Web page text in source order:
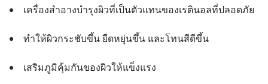
เครื่องสำอางบำรุงผิวที่เป็นตัวแทนของเรตินอลที่ปลอดภัย
ทำให้ผิวกระชับขึ้น ยืดหยุ่นขึ้น และโทนสีดีขึ้น
เสริมภูมิคุ้มกันของผิวให้แข็งแรง